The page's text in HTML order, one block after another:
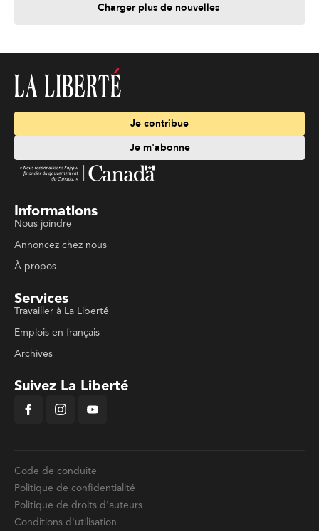
Charger plus de nouvelles
Je contribue
Je m'abonne
Informations
Nous joindre
Annoncez chez nous
À propos
Services
Travailler à La Liberté
Emplois en français
Archives
Suivez La Liberté
Code de conduite
Politique de confidentialité
Politique de droits d'auteurs
Conditions d'utilisation